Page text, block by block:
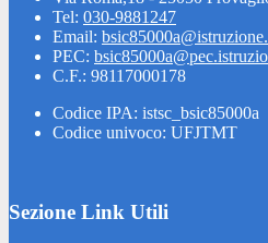
Tel: 030-9881247
Email:
PEC:
C.F.: 98117000178
Codice IPA: istsc_bsic85000a
Codice univoco: UFJTMT
Sezione Link Utili